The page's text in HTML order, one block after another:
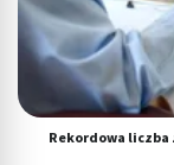
Rekordowa
Użycie
Identyfikowanie
aktywnie
Cele przetwarzania